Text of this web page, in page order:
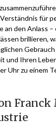
für
an den Anlass
brillieren,
Gebrauch
und Ihren
Uhr zu einem